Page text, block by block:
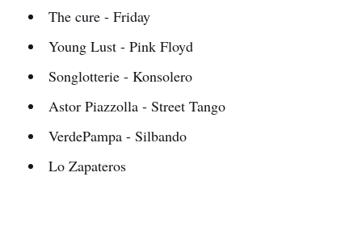
The cure - Friday
Young Lust - Pink Floyd
Songlotterie - Konsolero
Astor Piazzolla - Street Tango
VerdePampa - Silbando
Lo Zapateros